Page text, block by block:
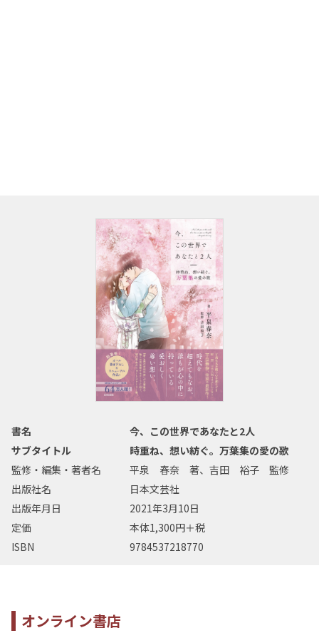
書名
今、この世界であなたと2人
サブタイトル
時重ね、想い紡ぐ。万葉集の愛の歌
監修・編集・著者名
平泉 春奈 著、吉田 裕子 監修
出版社名
日本文芸社
出版年月日
2021年3月10日
定価
本体1,300円＋税
ISBN
9784537218770
オンライン書店